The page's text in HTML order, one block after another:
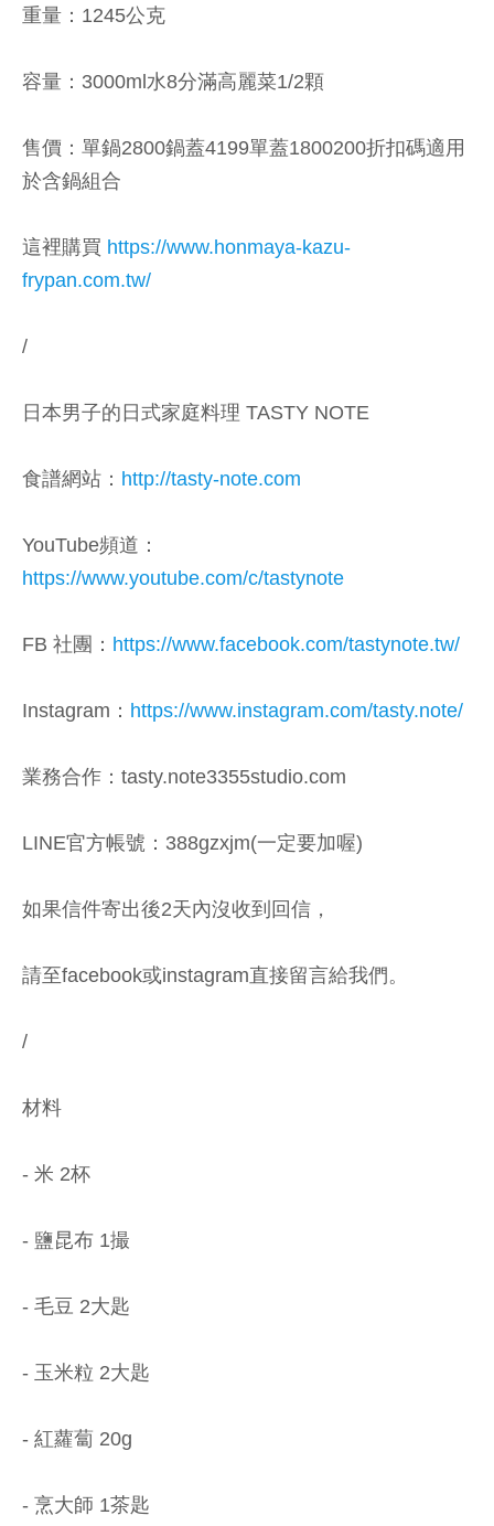
重量：1245公克
容量：3000ml水8分滿高麗菜1/2顆
售價：單鍋2800鍋蓋4199單蓋1800200折扣碼適用
於含鍋組合
這裡購買 https://www.honmaya-kazu-
frypan.com.tw/
/
日本男子的日式家庭料理 TASTY NOTE
食譜網站： http://tasty-note.com
YouTube頻道：
https://www.youtube.com/c/tastynote
FB 社團： https://www.facebook.com/tastynote.tw/
Instagram： https://www.instagram.com/tasty.note/
業務合作：tasty.note3355studio.com
LINE官方帳號：388gzxjm(一定要加喔)
如果信件寄出後2天內沒收到回信，
請至facebook或instagram直接留言給我們。
/
材料
- 米 2杯
- 鹽昆布 1撮
- 毛豆 2大匙
- 玉米粒 2大匙
- 紅蘿蔔 20g
- 烹大師 1茶匙